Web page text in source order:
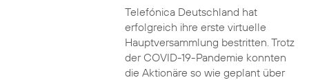
Telefónica Deutschland hat
erfolgreich ihre erste virtuelle
Hauptversammlung bestritten. Trotz
der COVID-19-Pandemie konnten
die Aktionäre so wie geplant über